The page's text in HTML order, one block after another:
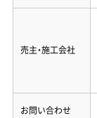
売主・施工会社
お問い合わせ